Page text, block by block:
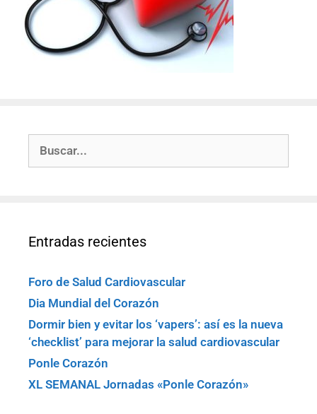
Entradas recientes
Foro de Salud Cardiovascular
Dia Mundial del Corazón
Dormir bien y evitar los ‘vapers’: así es la nueva
‘checklist’ para mejorar la salud cardiovascular
Ponle Corazón
XL SEMANAL Jornadas «Ponle Corazón»